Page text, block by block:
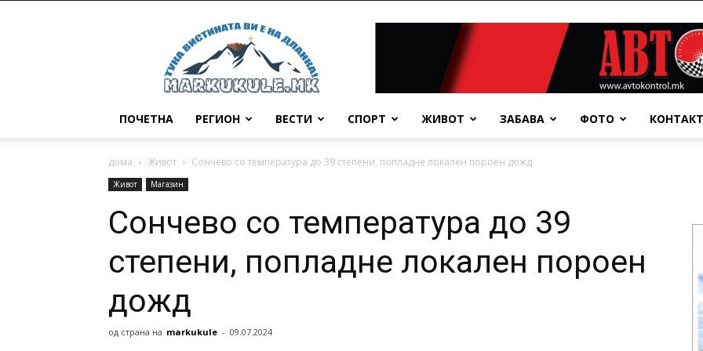
Маркукуле
ПОЧЕТНА РЕГИОН ВЕСТИ СПОРТ ЖИВОТ ЗАБАВА ФОТО КОНТАКТ
дома Живот Сончево со температура до 39 степени, попладне локален пороен дожд
Живот Магазин
Сончево со температура до 39
степени, попладне локален пороен
дожд
од страна на markukule - 09.07.2024